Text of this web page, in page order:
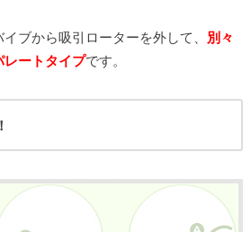
ブから吸引ローターを外して、 別々
レートタイプです。